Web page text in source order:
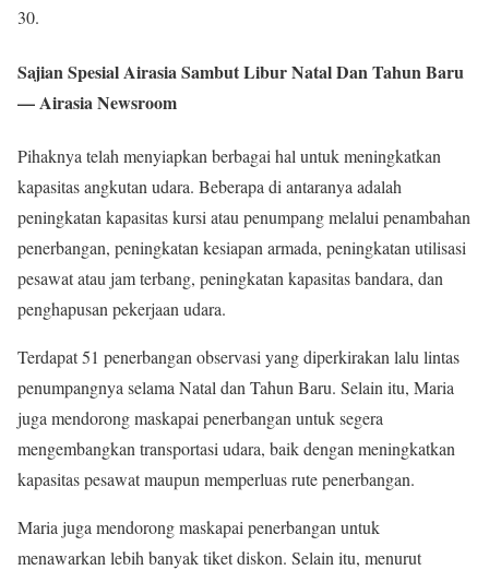
30.
Sajian Spesial Airasia Sambut Libur Natal Dan Tahun Baru
— Airasia Newsroom
Pihaknya telah menyiapkan berbagai hal untuk meningkatkan
kapasitas angkutan udara. Beberapa di antaranya adalah
peningkatan kapasitas kursi atau penumpang melalui penambahan
penerbangan, peningkatan kesiapan armada, peningkatan utilisasi
pesawat atau jam terbang, peningkatan kapasitas bandara, dan
penghapusan pekerjaan udara.
Terdapat 51 penerbangan observasi yang diperkirakan lalu lintas
penumpangnya selama Natal dan Tahun Baru. Selain itu, Maria
juga mendorong maskapai penerbangan untuk segera
mengembangkan transportasi udara, baik dengan meningkatkan
kapasitas pesawat maupun memperluas rute penerbangan.
Maria juga mendorong maskapai penerbangan untuk
menawarkan lebih banyak tiket diskon. Selain itu, menurut